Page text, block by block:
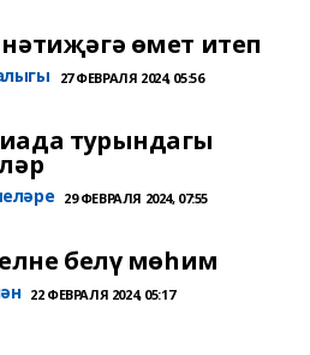
өмет итеп
27 ФЕВРАЛЯ 2024, 05:56
турындагы
29 ФЕВРАЛЯ 2024, 07:55
белү мөһим
22 ФЕВРАЛЯ 2024, 05:17